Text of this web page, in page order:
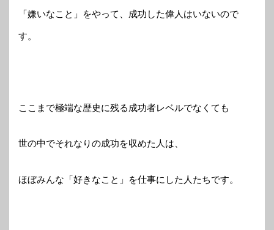
「嫌いなこと」をやって、成功した偉人はいないので
す。
ここまで極端な歴史に残る成功者レベルでなくても
世の中でそれなりの成功を収めた人は、
ほぼみんな「好きなこと」を仕事にした人たちです。